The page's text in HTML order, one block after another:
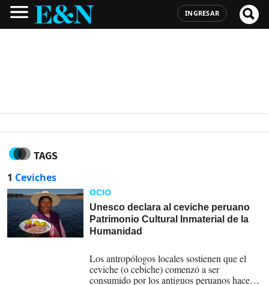
INGRESAR
TAGS
1 Ceviches
OCIO
Unesco declara al ceviche peruano
Patrimonio Cultural Inmaterial de la
Humanidad
Los antropólogos locales sostienen que el
ceviche (o cebiche) comenzó a ser
consumido por los antiguos peruanos hace